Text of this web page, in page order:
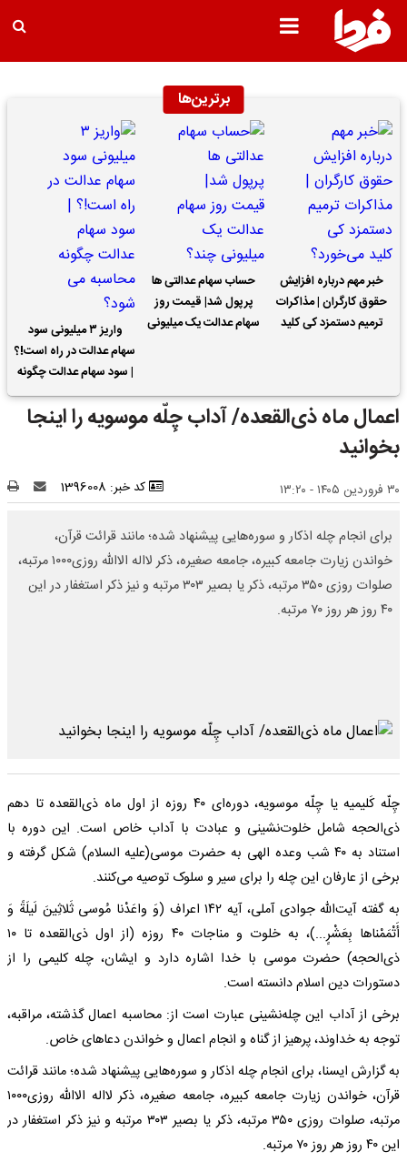
برترین‌ها
خبر مهم درباره افزایش
حقوق کارگران | مذاکرات
ترمیم دستمزد کی کلید
حساب سهام عدالتی ها
پرپول شد| قیمت روز
سهام عدالت یک میلیونی
واریز ۳ میلیونی سود
سهام عدالت در راه است!؟
| سود سهام عدالت چگونه
محاسبه می شود؟
اعمال ماه ذی‌القعده/ آداب چِلّه موسویه را اینجا
بخوانید
۳۰ فروردین ۱۴۰۵ - ۱۳:۲۰ کد خبر: 1396008
برای انجام چله اذکار و سوره‌هایی پیشنهاد شده؛ مانند قرائت قرآن،
خواندن زیارت جامعه کبیره، جامعه صغیره، ذکر لااله الاالله روزی۱۰۰۰ مرتبه،
صلوات روزی ۳۵۰ مرتبه، ذکر یا بصیر ۳۰۳ مرتبه و نیز ذکر استغفار در این
۴۰ روز هر روز ۷۰ مرتبه.
چِلّه کَلیمیه یا چِلّه موسویه، دوره‌ای ۴۰ روزه از اول ماه ذی‌القعده تا دهم
ذی‌الحجه شامل خلوت‌نشینی و عبادت با آداب خاص است. این دوره با
استناد به ۴۰ شب وعده الهی به حضرت موسی(علیه السلام) شکل گرفته و
برخی از عارفان این چله را برای سیر و سلوک توصیه می‌کنند.
به گفته آیت‌الله جوادی آملی، آیه ۱۴۲ اعراف (وَ واعَدْنا مُوسی ثَلاثِینَ لَیلَةً وَ
أَتْمَمْناها بِعَشْرٍ...)، به خلوت و مناجات ۴۰ روزه (از اول ذی‌القعده تا ۱۰
ذی‌الحجه) حضرت موسی با خدا اشاره دارد و ایشان، چله کلیمی را از
دستورات دین اسلام دانسته است.
برخی از آداب این چله‌نشینی عبارت است از: ‌محاسبه اعمال گذشته، مراقبه،
توجه به خداوند، پرهیز از گناه و انجام اعمال و خواندن دعاهای خاص.
به گزارش ایسنا، برای انجام چله اذکار و سوره‌هایی پیشنهاد شده؛ مانند قرائت
قرآن، خواندن زیارت جامعه کبیره، جامعه صغیره، ذکر لااله الاالله روزی۱۰۰۰
مرتبه، صلوات روزی ۳۵۰ مرتبه، ذکر یا بصیر ۳۰۳ مرتبه و نیز ذکر استغفار در
این ۴۰ روز هر روز ۷۰ مرتبه.